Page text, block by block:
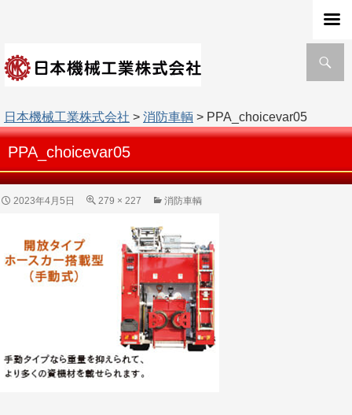
索
日本機械工業株式会社 > 消防車輌 > PPA_choicevar05
PPA_choicevar05
2023年4月5日 279 × 227 消防車輌